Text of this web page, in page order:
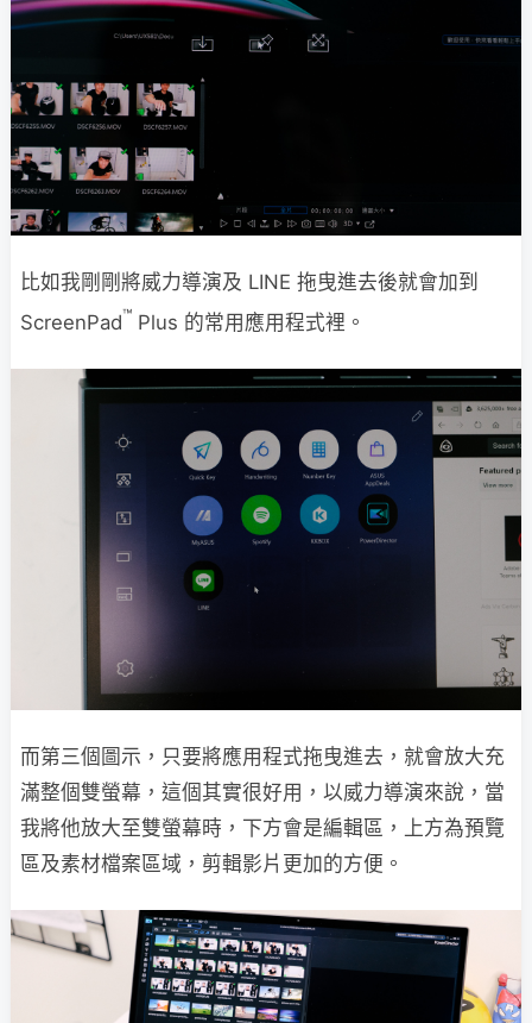
比如我剛剛將威力導演及 LINE 拖曳進去後就會加到
ScreenPad™ Plus 的常用應用程式裡。
而第三個圖示，只要將應用程式拖曳進去，就會放大充
滿整個雙螢幕，這個其實很好用，以威力導演來說，當
我將他放大至雙螢幕時，下方會是編輯區，上方為預覽
區及素材檔案區域，剪輯影片更加的方便。